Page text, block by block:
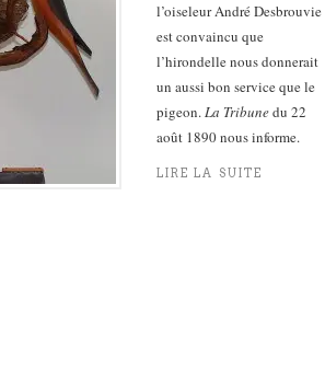
l’oiseleur André Desbrouvie
est convaincu que
l’hirondelle nous donnerait
un aussi bon service que le
pigeon.La Tribunedu 22
août 1890 nous informe.
LIRE LA SUITE